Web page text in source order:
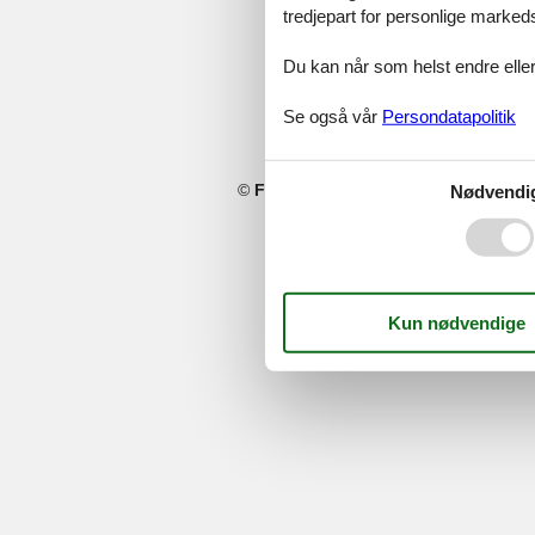
© Feline Holidays Feline Holidays A/
tredjepart for personlige
Du kan når som helst endre
Se også vår Persondatapolitik